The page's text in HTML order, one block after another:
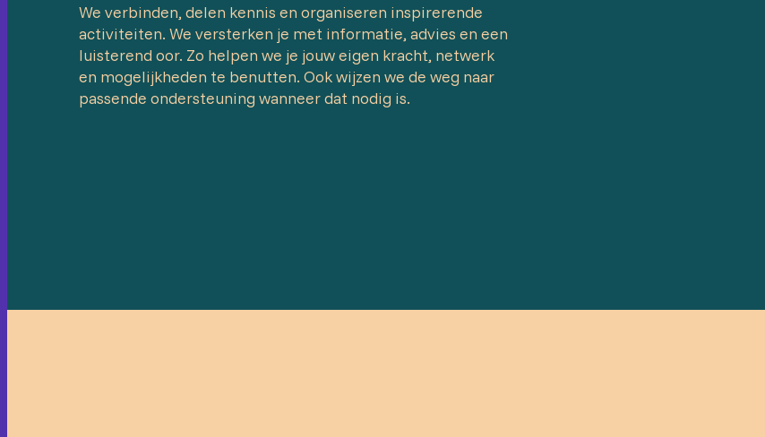
We verbinden, delen kennis en organiseren inspirerende
activiteiten. We versterken je met informatie, advies en een
luisterend oor. Zo helpen we je jouw eigen kracht, netwerk
en mogelijkheden te benutten. Ook wijzen we de weg naar
passende ondersteuning wanneer dat nodig is.